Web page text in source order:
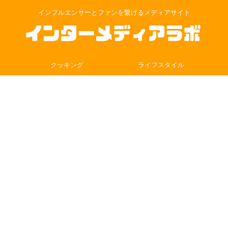
インフルエンサーとファンを繋げるメディアサイト
クッキング ライフスタイル